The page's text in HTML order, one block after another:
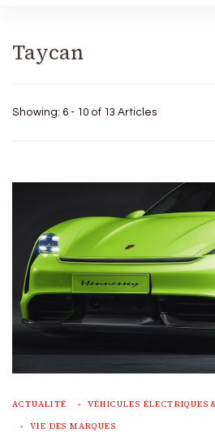
Taycan
Showing: 6 - 10 of 13 Articles
ACTUALITÉ VÉHICULES ÉLECTRIQUES
VIE DES MARQUES